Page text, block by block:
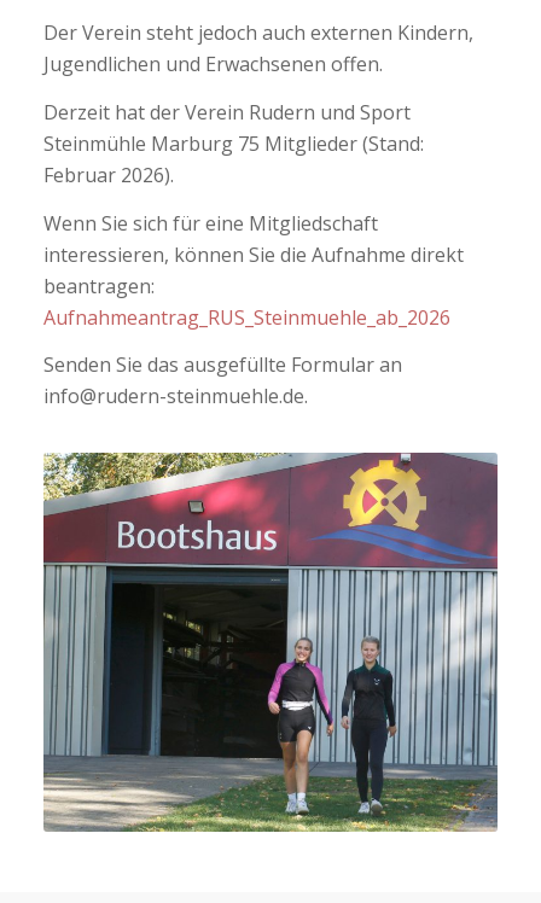
Der Verein steht jedoch auch externen Kindern,
Jugendlichen und Erwachsenen offen.
Derzeit hat der Verein Rudern und Sport
Steinmühle Marburg 75 Mitglieder (Stand:
Februar 2026).
Wenn Sie sich für eine Mitgliedschaft
interessieren, können Sie die Aufnahme direkt
beantragen:
Aufnahmeantrag_RUS_Steinmuehle_ab_2026
Senden Sie das ausgefüllte Formular an
info@rudern-steinmuehle.de.